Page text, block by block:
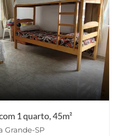
1 quarto, 45m²
Grande-SP